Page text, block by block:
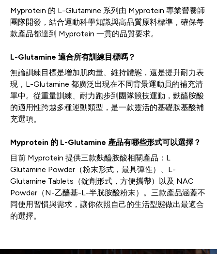
Myprotein 的 L-Glutamine 系列由 Myprotein 專業營養師
團隊開發，結合運動科學知識與高品質原料標準，確保每
款產品都達到 Myprotein 一貫的品質要求。
L-Glutamine 適合所有訓練目標嗎？
無論訓練目標是增加肌肉量、維持體態，還是提升耐力表
現，L-Glutamine 都廣泛出現在不同背景運動員的補充清
單中。從重量訓練、耐力跑步到團隊競技運動，麩醯胺酸
的適用性跨越多種運動類型，是一款靈活的基礎胺基酸補
充選項。
Myprotein 的 L-Glutamine 產品有哪些形式可以選擇？
目前 Myprotein 提供三款麩醯胺酸相關產品：L
Glutamine Powder（粉末形式，最具彈性）、L-
Glutamine Tablets（錠劑形式，方便攜帶）以及 NAC
Powder（N-乙醯基-L-半胱胺酸粉末）。三款產品涵蓋不
同使用習慣與需求，讓你依照自己的生活型態做出最適合
的選擇。